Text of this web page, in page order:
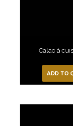
Calao à
ADD TO